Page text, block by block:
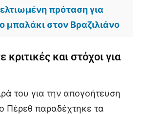
πρόταση για
μπαλάκι στον Βραζιλιάνο
κριτικές και στόχοι για
του για την απογοήτευση
Πέρεθ παραδέχτηκε τα